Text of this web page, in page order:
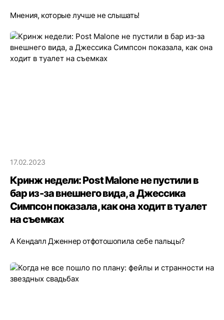
Мнения, которые лучше не слышать!
17.02.2023
Кринж недели: Post Malone не пустили в
бар из-за внешнего вида, а Джессика
Симпсон показала, как она ходит в туалет
на съемках
А Кендалл Дженнер отфотошопила себе пальцы?